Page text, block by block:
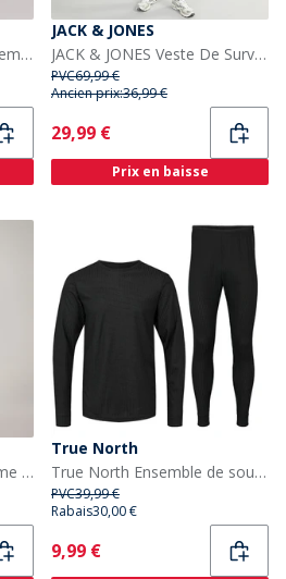
French Connection Survêtement Homme Col Rond Ouvert Noir
JACK & JONES
JACK & JONES Veste De Survetement 1/4 Homme Montagne Ourlet Ouvert Noir
PVC69,99 €
Ancien prix:36,99 €
Current
29,99 €
Prix en baisse
Bench Survêtement Homme Guttell avec Bande Marquée Kaki
True North
True North Ensemble de sous-vêtements Noir homme
PVC39,99 €
Rabais30,00 €
Current
9,99 €